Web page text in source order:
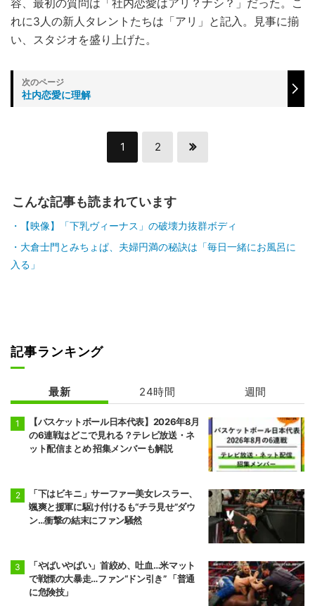
容、最初の質問は「社内恋愛はアリ？ナシ？」だった。こ
れに3人の新人タレントたちは「アリ」と記入。見事に揃
い、スタジオを盛り上げた。
社内恋愛に理解
1 2
こんな記事も読まれています
【映像】「下乳ヴィーナス」の破壊力抜群ボディ
大倉士門とみちょぱ、夫婦円満の秘訣は「毎日一緒にお風呂に
入る」
記事ランキング
最新 24時間 週間
【バスケットボール日本代表】2026年8月
の6連戦はどこで見れる？テレビ放送・ネ
ット配信まとめ 招集メンバーも解説
「下はビキニ」サーファー美女レスラー、
颯爽と援軍に駆け付けるも“チラ見せ”ダウ
ン…衝撃の結末にファン騒然
「やばいやばい」首絞め、吐血…米マット
で戦慄の大暴走…ファン“ドン引き” 「普通
に危険技」